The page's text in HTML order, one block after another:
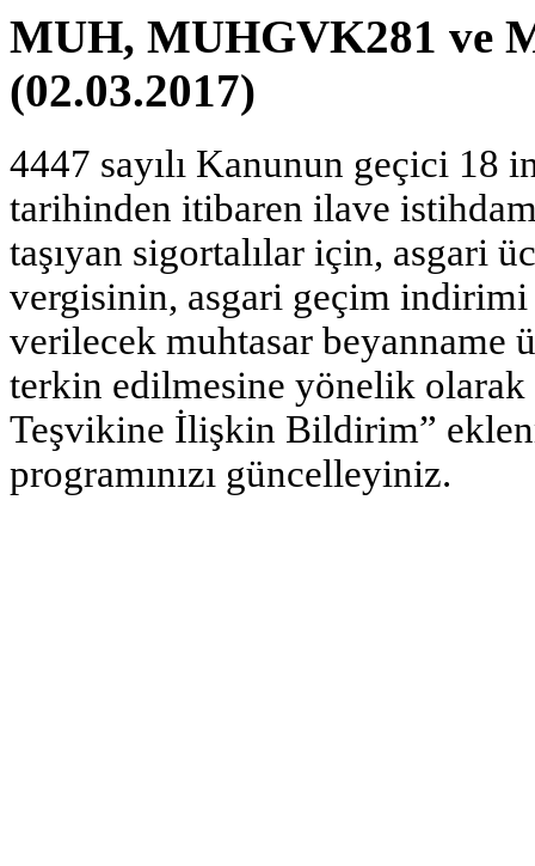
MUH, MUHGVK281 ve
(02.03.2017)
4447 sayılı Kanunun geçici 18
tarihinden itibaren ilave
taşıyan sigortalılar için, asgari
vergisinin, asgari geçim indirimi
verilecek muhtasar beyanname
terkin edilmesine yönelik olarak
Teşvikine İlişkin Bildirim”
programınızı güncelleyiniz.